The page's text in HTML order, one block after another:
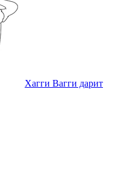
Хагги Вагги дарит